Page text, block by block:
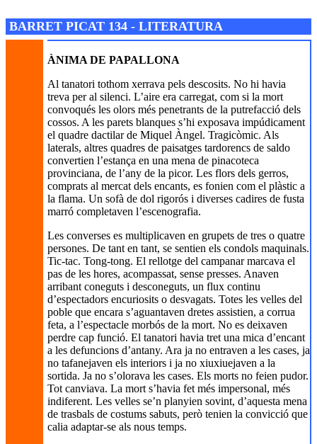
BARRET PICAT 134 - LITERATURA
ÀNIMA DE PAPALLONA
Al tanatori tothom xerrava pels descosits. No hi havia
treva per al silenci. L’aire era carregat, com si la mort
convoqués les olors més penetrants de la putrefacció dels
cossos. A les parets blanques s’hi exposava impúdicament
el quadre dactilar de Miquel Àngel. Tragicòmic. Als
laterals, altres quadres de paisatges tardorencs de saldo
convertien l’estança en una mena de pinacoteca
provinciana, de l’any de la picor. Les flors dels gerros,
comprats al mercat dels encants, es fonien com el plàstic a
la flama. Un sofà de dol rigorós i diverses cadires de fusta
marró completaven l’escenografia.
Les converses es multiplicaven en grupets de tres o quatre
persones. De tant en tant, se sentien els condols maquinals.
Tic-tac. Tong-tong. El rellotge del campanar marcava el
pas de les hores, acompassat, sense presses. Anaven
arribant coneguts i desconeguts, un flux continu
d’espectadors encuriosits o desvagats. Totes les velles del
poble que encara s’aguantaven dretes assistien, a corrua
feta, a l’espectacle morbós de la mort. No es deixaven
perdre cap funció. El tanatori havia tret una mica d’encant
a les defuncions d’antany. Ara ja no entraven a les cases, ja
no tafanejaven els interiors i ja no xiuxiuejaven a la
sortida. Ja no s’olorava les cases. Els morts no feien pudor.
Tot canviava. La mort s’havia fet més impersonal, més
indiferent. Les velles se’n planyien sovint, d’aquesta mena
de trasbals de costums sabuts, però tenien la convicció que
calia adaptar-se als nous temps.